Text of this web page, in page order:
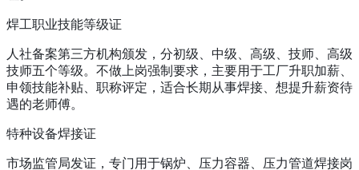
焊工职业技能等级证
人社备案第三方机构颁发，分初级、中级、高级、技师、高级
技师五个等级。不做上岗强制要求，主要用于工厂升职加薪、
申领技能补贴、职称评定，适合长期从事焊接、想提升薪资待
遇的老师傅。
特种设备焊接证
市场监管局发证，专门用于锅炉、压力容器、压力管道焊接岗